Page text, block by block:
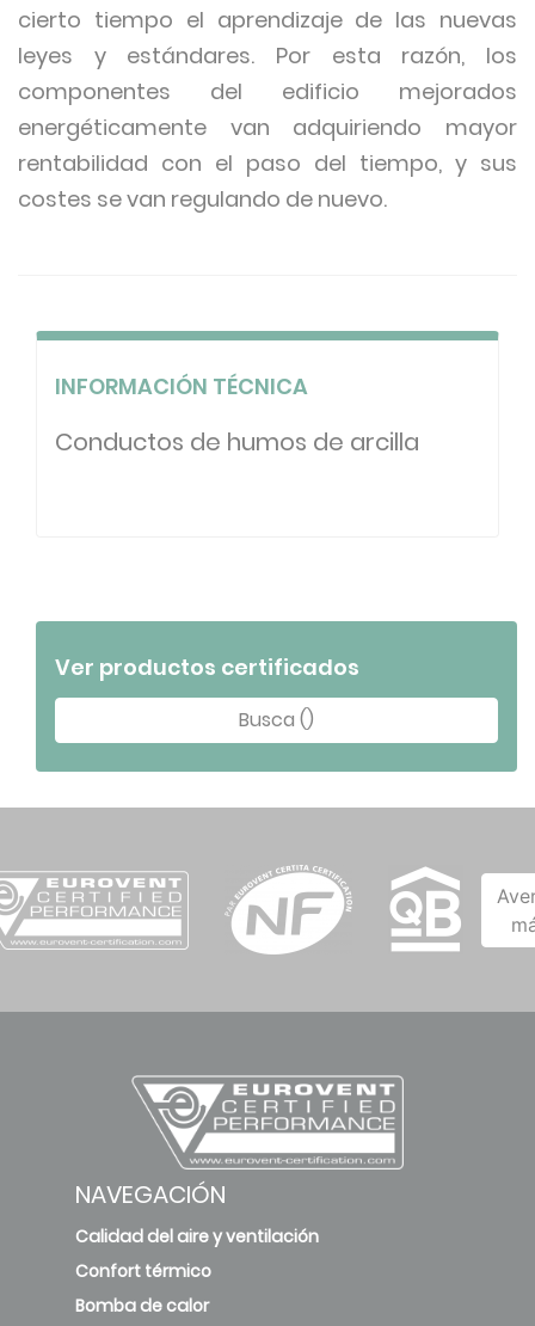
cierto tiempo el aprendizaje de las nuevas
leyes y estándares. Por esta razón, los
componentes del edificio mejorados
energéticamente van adquiriendo mayor
rentabilidad con el paso del tiempo, y sus
costes se van regulando de nuevo.
INFORMACIÓN TÉCNICA
Conductos de humos de arcilla
Ver productos certificados
Busca ()
NAVEGACIÓN
Calidad del aire y ventilación
Confort térmico
Bomba de calor